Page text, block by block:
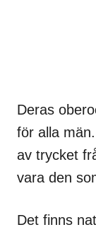
Deras
för alla
av trycket
vara den
Det finns